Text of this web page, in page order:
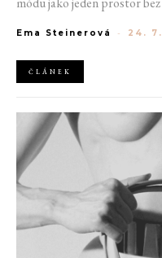
klasické týdny módy mohou
Ema Steinerová - 24.
ČLÁNEK